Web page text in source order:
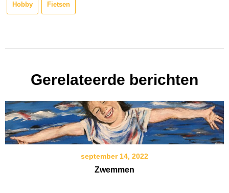
Hobby Fietsen
Gerelateerde berichten
september 14, 2022
Zwemmen